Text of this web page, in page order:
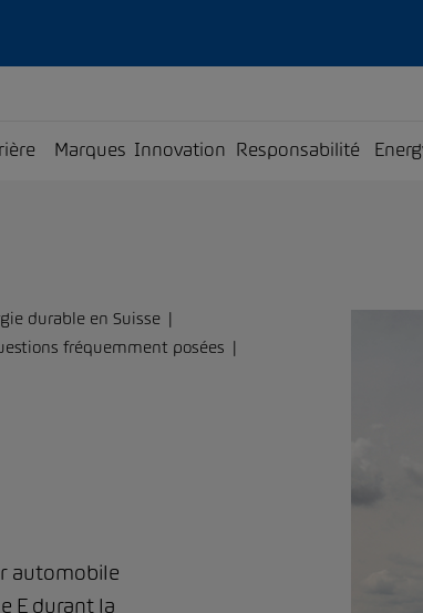
Marques Innovation Responsabilité
durable en Suisse
fréquemment posées
automobile
E durant la